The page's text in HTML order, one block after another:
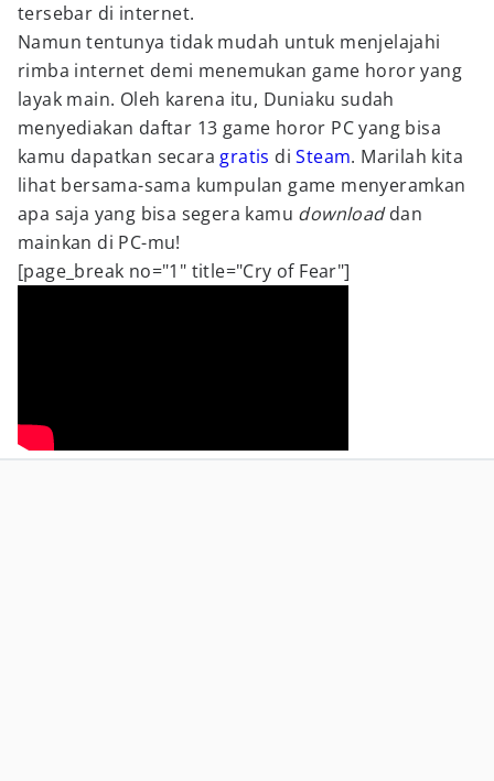
tersebar di internet.
Namun tentunya tidak mudah untuk menjelajahi
rimba internet demi menemukan game horor yang
layak main. Oleh karena itu, Duniaku sudah
menyediakan daftar 13 game horor PC yang bisa
kamu dapatkan secara gratis diSteam. Marilah kita
lihat bersama-sama kumpulan game menyeramkan
apa saja yang bisa segera kamu downloaddan
mainkan di PC-mu!
[page_break no="1" title="Cry of Fear"]